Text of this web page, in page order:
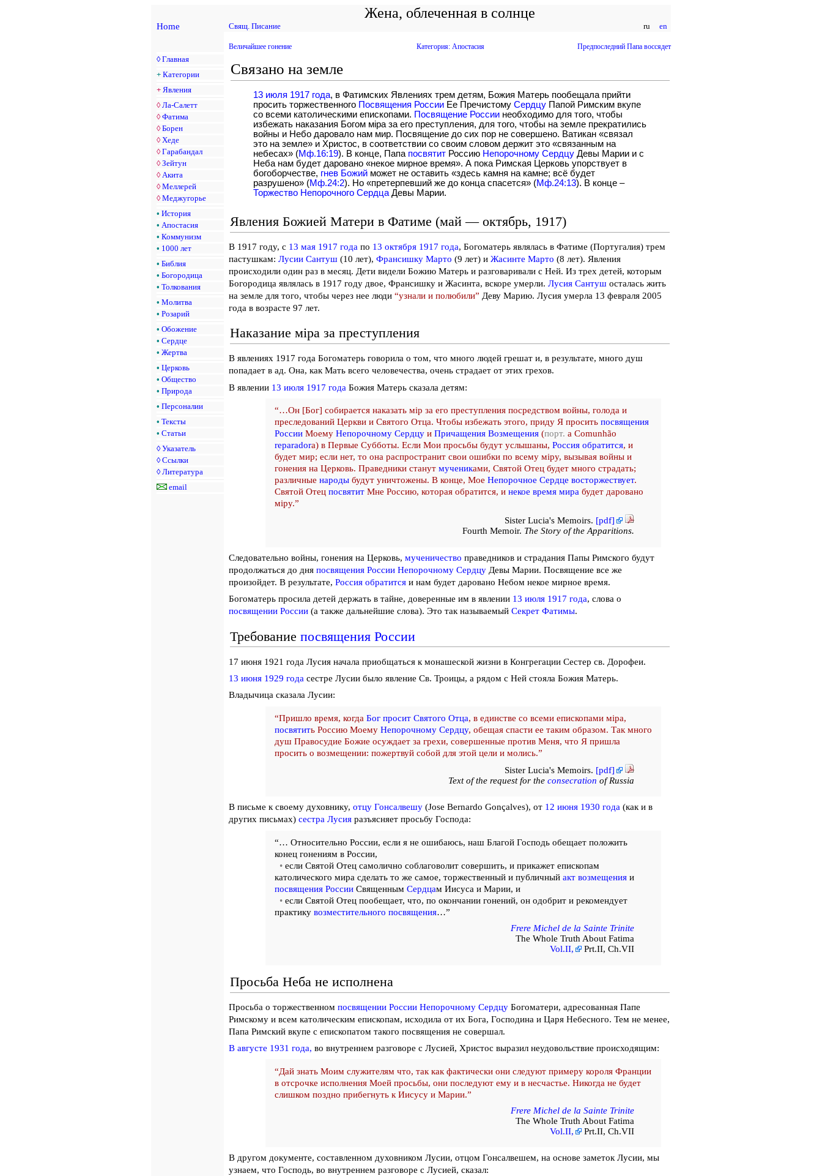
Жена, облеченная в солнце
Home Свящ. Писание ru en
◊ Главная
+ Категории
+ Явления
◊ Ла-Салетт
◊ Фатима
◊ Борен
◊ Хеде
◊ Гарабандал
◊ Зейтун
◊ Акита
◊ Меллерей
◊ Меджугорье
• История
• Апостасия
• Коммунизм
• 1000 лет
• Библия
• Богородица
• Толкования
• Молитва
• Розарий
• Обожение
• Сердце
• Жертва
• Церковь
• Общество
• Природа
• Персоналии
• Тексты
• Статьи
◊ Указатель
◊ Ссылки
◊ Литература
email
Величайшее гонение Категория: Апостасия Предпоследний Папа воссядет
Связано на земле
13 июля 1917 года, в Фатимских Явлениях трем детям, Божия Матерь пообещала прийти
просить торжественного Посвящения России Ее Пречистому Сердцу Папой Римским вкупе
со всеми католическими епископами. Посвящение России необходимо для того, чтобы
избежать наказания Богом мiра за его преступления, для того, чтобы на земле прекратились
войны и Небо даровало нам мир. Посвящение до сих пор не совершено. Ватикан «связал
это на земле» и Христос, в соответствии со своим словом держит это «связанным на
небесах» (Мф.16:19). В конце, Папа посвятит Россию Непорочному Сердцу Девы Марии и с
Неба нам будет даровано «некое мирное время». А пока Римская Церковь упорствует в
богоборчестве, гнев Божий может не оставить «здесь камня на камне; всё будет
разрушено» (Мф.24:2). Но «претерпевший же до конца спасется» (Мф.24:13). В конце –
Торжество Непорочного Сердца Девы Марии.
Явления Божией Матери в Фатиме (май — октябрь, 1917)
В 1917 году, с 13 мая 1917 года по 13 октября 1917 года, Богоматерь являлась в Фатиме (Португалия) трем
пастушкам: Лусии Сантуш (10 лет), Франсишку Марто (9 лет) и Жасинте Марто (8 лет). Явления
происходили один раз в месяц. Дети видели Божию Матерь и разговаривали с Ней. Из трех детей, которым
Богородица являлась в 1917 году двое, Франсишку и Жасинта, вскоре умерли. Лусия Сантуш осталась жить
на земле для того, чтобы через нее люди “узнали и полюбили” Деву Марию. Лусия умерла 13 февраля 2005
года в возрасте 97 лет.
Наказание мiра за преступления
В явлениях 1917 года Богоматерь говорила о том, что много людей грешат и, в результате, много душ
попадает в ад. Она, как Мать всего человечества, очень страдает от этих грехов.
В явлении 13 июля 1917 года Божия Матерь сказала детям:
“…Он [Бог] собирается наказать мiр за его преступления посредством войны, голода и
преследований Церкви и Святого Отца. Чтобы избежать этого, приду Я просить посвящения
РоссииМоему Непорочному Сердцуи Причащения Возмещения(порт. a Comunhão
reparadora) в Первые Субботы. Если Мои просьбы будут услышаны, Россия обратится, и
будет мир; если нет, то она распространит свои ошибки по всему мiру, вызывая войны и
гонения на Церковь. Праведники станут мучениками, Святой Отец будет много страдать;
различные народыбудут уничтожены. В конце, Мое Непорочное Сердце восторжествует.
Святой Отец посвятитМне Россию, которая обратится, и некое время мирабудет даровано
мiру.”
Sister Lucia's Memoirs. [pdf]
Fourth Memoir. The Story of the Apparitions.
Следовательно войны, гонения на Церковь, мученичество праведников и страдания Папы Римского будут
продолжаться до дня посвящения России Непорочному Сердцу Девы Марии. Посвящение все же
произойдет. В результате, Россия обратится и нам будет даровано Небом некое мирное время.
Богоматерь просила детей держать в тайне, доверенные им в явлении 13 июля 1917 года, слова о
посвящении России (а также дальнейшие слова). Это так называемый Секрет Фатимы.
Требованиепосвящения России
17 июня 1921 года Лусия начала приобщаться к монашеской жизни в Конгрегации Сестер св. Дорофеи.
13 июня 1929 года сестре Лусии было явление Св. Троицы, а рядом с Ней стояла Божия Матерь.
Владычица сказала Лусии:
“Пришло время, когда Бог просит Святого Отца, в единстве со всеми епископами мiра,
посвятить Россию Моему Непорочному Сердцу, обещая спасти ее таким образом. Так много
душ Правосудие Божие осуждает за грехи, совершенные против Меня, что Я пришла
просить о возмещении: пожертвуй собой для этой цели и молись.”
Sister Lucia's Memoirs. [pdf]
Text of the request for theconsecration of Russia
В письме к своему духовнику, отцу Гонсалвешу (Jose Bernardo Gonçalves), от 12 июня 1930 года (как и в
других письмах) сестра Лусия разъясняет просьбу Господа:
“… Относительно России, если я не ошибаюсь, наш Благой Господь обещает положить
конец гонениям в России,
•если Святой Отец самолично соблаговолит совершить, и прикажет епископам
католического мира сделать то же самое, торжественный и публичный акт возмещенияи
посвящения РоссииСвященным Сердцам Иисуса и Марии, и
•если Святой Отец пообещает, что, по окончании гонений, он одобрит и рекомендует
практику возместительного посвящения…”
Frere Michel de la Sainte Trinite
The Whole Truth About Fatima
Vol.II,
Prt.II, Ch.VII
Просьба Неба не исполнена
Просьба о торжественном посвящении России Непорочному Сердцу Богоматери, адресованная Папе
Римскому и всем католическим епископам, исходила от их Бога, Господина и Царя Небесного. Тем не менее,
Папа Римский вкупе с епископатом такого посвящения не совершал.
В августе 1931 года, во внутреннем разговоре с Лусией, Христос выразил неудовольствие происходящим:
“Дай знать Моим служителям что, так как фактически они следуют примеру короля Франции
в отсрочке исполнения Моей просьбы, они последуют ему и в несчастье. Никогда не будет
слишком поздно прибегнуть к Иисусу и Марии.”
Frere Michel de la Sainte Trinite
The Whole Truth About Fatima
Vol.II,
Prt.II, Ch.VII
В другом документе, составленном духовником Лусии, отцом Гонсалвешем, на основе заметок Лусии, мы
узнаем, что Господь, во внутреннем разговоре с Лусией, сказал: